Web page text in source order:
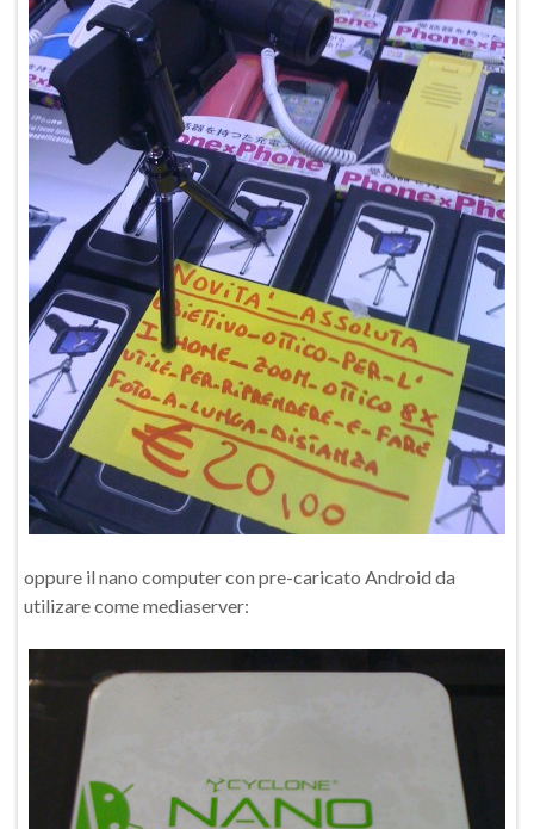
oppure il nano computer con pre-caricato Android da
utilizare come mediaserver: